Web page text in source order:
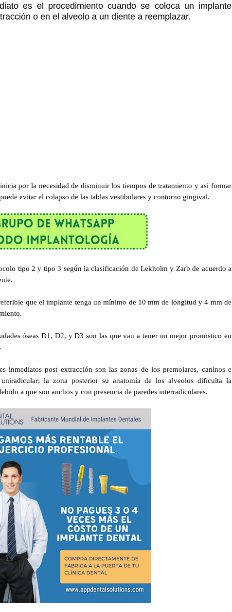
es el procedimiento cuando se coloca un implante
o en el alveolo a un diente a reemplazar.
por la necesidad de disminuir los tiempos de tratamiento y así formar
evitar el colapso de las tablas vestibulares y contorno gingival.
tipo 2 y tipo 3 según la clasificación de Lekholm y Zarb de acuerdo a
que el implante tenga un mínimo de 10 mm de longitud y 4 mm de
óseas D1, D2, y D3 son las que van a tener un mejor pronóstico en
inmediatos post extracción son las zonas de los premolares, caninos e
la zona posterior su anatomía de los alveolos dificulta la
a que son anchos y con presencia de paredes interradiculares.